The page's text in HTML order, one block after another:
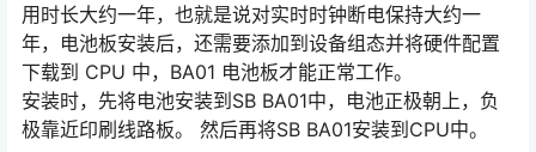
用时长大约一年，也就是说对实时时钟断电保持大约一
年，电池板安装后，还需要添加到设备组态并将硬件配置
下载到 CPU 中，BA01 电池板才能正常工作。
安装时，先将电池安装到SB BA01中，电池正极朝上，负
极靠近印刷线路板。 然后再将SB BA01安装到CPU中。